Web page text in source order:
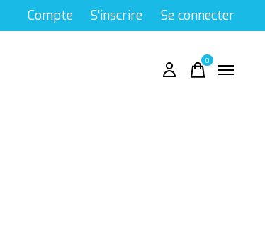
Compte S'inscrire Se connecter
0items